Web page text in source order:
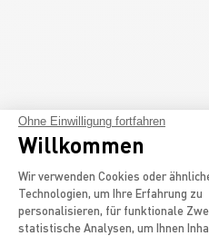
Ohne Einwilligung fortfahren
Willkommen
Wir verwenden Cookies oder
Technologien, um Ihre Erfahrung zu
personalisieren, für funktionale
statistische Analysen, um Ihnen